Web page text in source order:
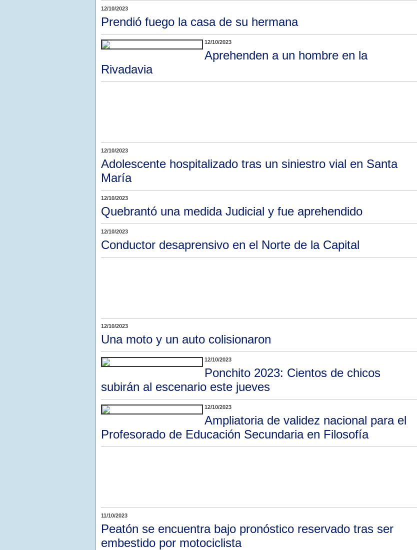
12/10/2023
Prendió fuego la casa de su hermana
12/10/2023
Aprehenden a un hombre en la
Rivadavia
12/10/2023
Adolescente hospitalizado tras un siniestro vial en Santa
María
12/10/2023
Quebrantó una medida Judicial y fue aprehendido
12/10/2023
Conductor desaprensivo en el Norte de la Capital
12/10/2023
Una moto y un auto colisionaron
12/10/2023
Ponchito 2023: Cientos de chicos
subirán al escenario este jueves
12/10/2023
Ampliatoria de validez nacional para el
Profesorado de Educación Secundaria en Filosofía
11/10/2023
Peatón se encuentra bajo pronóstico reservado tras ser
embestido por motociclista